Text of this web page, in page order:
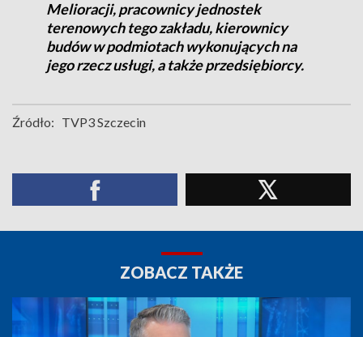
Melioracji, pracownicy jednostek
terenowych tego zakładu, kierownicy
budów w podmiotach wykonujących na
jego rzecz usługi, a także przedsiębiorcy.
Źródło: TVP3 Szczecin
ZOBACZ TAKŻE